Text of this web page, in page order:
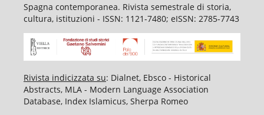
Spagna contemporanea. Rivista semestrale di storia,
cultura, istituzioni - ISSN: 1121-7480; eISSN: 2785-7743
Rivista indicizzata su: Dialnet, Ebsco - Historical
Abstracts, MLA - Modern Language Association
Database, Index Islamicus, Sherpa Romeo